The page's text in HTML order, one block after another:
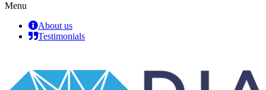
Menu
About us
Testimonials